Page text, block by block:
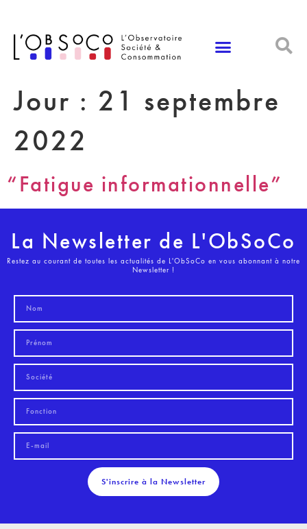
Jour : 21 septembre
2022
“Fatigue informationnelle”
La Newsletter de L'ObSoCo
Restez au courant de toutes les actualités de L'ObSoCo en vous abonnant à notre
Newsletter !
S'inscrire à la Newsletter